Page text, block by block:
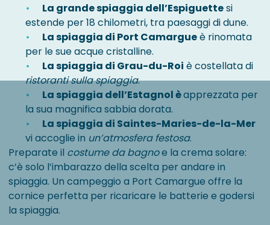
La grande spiaggia dell’Espiguettesi
estende per 18 chilometri, tra paesaggi di dune.
La spiaggia di Port Camargueè rinomata
per le sue acque cristalline.
La spiaggia di Grau-du-Roi è costellata di
ristoranti sulla spiaggia.
La spiaggia dell’Estagnol èapprezzata per
la sua magnifica sabbia dorata.
La spiaggia di Saintes-Maries-de-la-Mer
vi accoglie in un’atmosfera festosa.
Preparate il costume da bagnoe la crema solare:
c’è solo l’imbarazzo della scelta per andare in
spiaggia. Un campeggio a Port Camargue offre la
cornice perfetta per ricaricare le batterie e godersi
la spiaggia.